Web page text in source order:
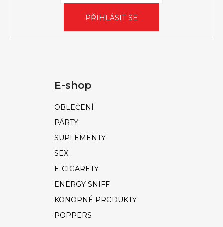
PŘIHLÁSIT SE
E-shop
OBLEČENÍ
PÁRTY
SUPLEMENTY
SEX
E-CIGARETY
ENERGY SNIFF
KONOPNÉ PRODUKTY
POPPERS